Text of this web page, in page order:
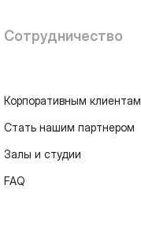
Сотрудничество
Корпоративным клиентам
Стать нашим партнером
Залы и студии
FAQ